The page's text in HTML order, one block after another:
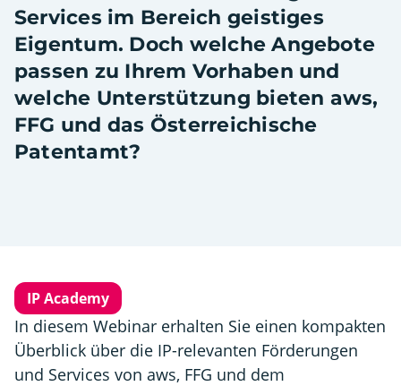
Services im Bereich geistiges
Eigentum. Doch welche Angebote
passen zu Ihrem Vorhaben und
welche Unterstützung bieten aws,
FFG und das Österreichische
Patentamt?
IP Academy
In diesem Webinar erhalten Sie einen kompakten
Überblick über die IP-relevanten Förderungen
und Services von aws, FFG und dem